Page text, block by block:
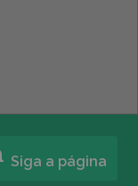
Siga a página